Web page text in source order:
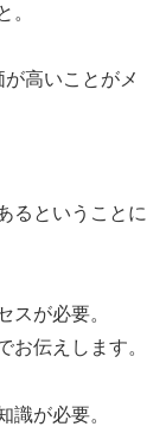
。
高いことがメ
るということに
スが必要。
お伝えします。
識が必要。